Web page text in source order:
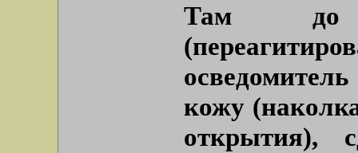
Там до
кожу
открытия),